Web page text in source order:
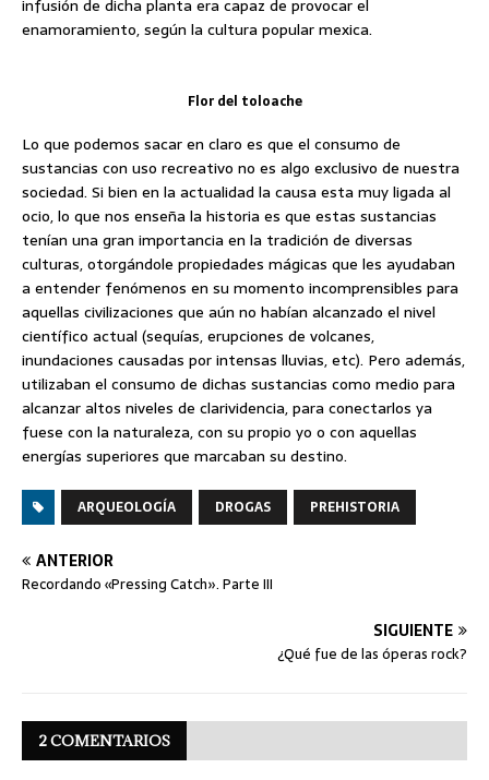
infusión de dicha planta era capaz de provocar el
enamoramiento, según la cultura popular mexica.
Flor del toloache
Lo que podemos sacar en claro es que el consumo de
sustancias con uso recreativo no es algo exclusivo de nuestra
sociedad. Si bien en la actualidad la causa esta muy ligada al
ocio, lo que nos enseña la historia es que estas sustancias
tenían una gran importancia en la tradición de diversas
culturas, otorgándole propiedades mágicas que les ayudaban
a entender fenómenos en su momento incomprensibles para
aquellas civilizaciones que aún no habían alcanzado el nivel
científico actual (sequías, erupciones de volcanes,
inundaciones causadas por intensas lluvias, etc). Pero además,
utilizaban el consumo de dichas sustancias como medio para
alcanzar altos niveles de clarividencia, para conectarlos ya
fuese con la naturaleza, con su propio yo o con aquellas
energías superiores que marcaban su destino.
ARQUEOLOGÍA DROGAS PREHISTORIA
ANTERIOR
Recordando «Pressing Catch». Parte III
SIGUIENTE
¿Qué fue de las óperas rock?
2 COMENTARIOS